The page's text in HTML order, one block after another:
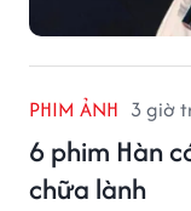
PHIM ẢNH 3 giờ
6 phim Hàn
chữa lành